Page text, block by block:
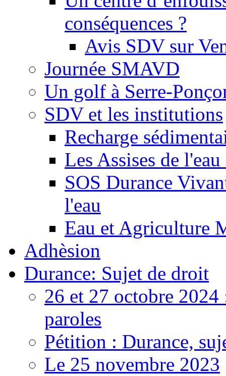
conséquences ?
Avis SDV sur
Journée SMAVD
Un golf à Serre-
SDV et les institutions
Recharge
Les Assises de
SOS Durance
l'eau
Eau et Agriculture
Adhèsion
Durance: Sujet de droit
26 et 27 octobre 2024
paroles
Pétition : Durance,
Le 25 novembre 2023